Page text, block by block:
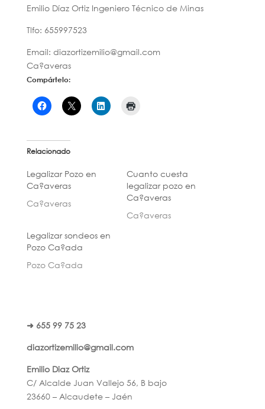
Emilio Díaz Ortiz Ingeniero Técnico de Minas
Tlfo: 655997523
Email: diazortizemilio@gmail.com
Ca?averas
Compártelo:
Relacionado
Legalizar Pozo en
Ca?averas
Ca?averas
Cuanto cuesta
legalizar pozo en
Ca?averas
Ca?averas
Legalizar sondeos en
Pozo Ca?ada
Pozo Ca?ada
➜ 655 99 75 23
diazortizemilio@gmail.com
Emilio Diaz Ortiz
C/ Alcalde Juan Vallejo 56, B bajo
23660 – Alcaudete – Jaén